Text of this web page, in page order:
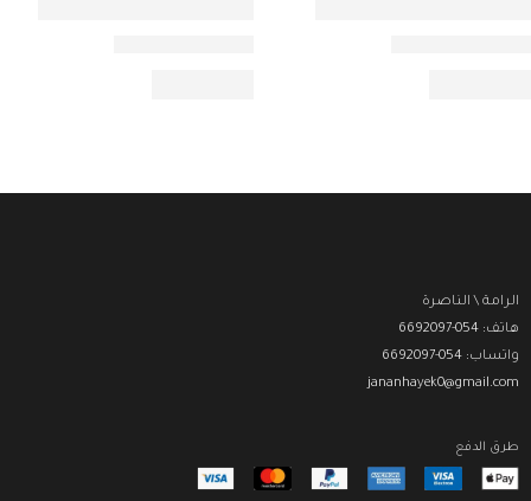
الرامة \ الناصرة
هاتف: 054-6692097
واتساب: 054-6692097
jananhayek0@gmail.com
طرق الدفع